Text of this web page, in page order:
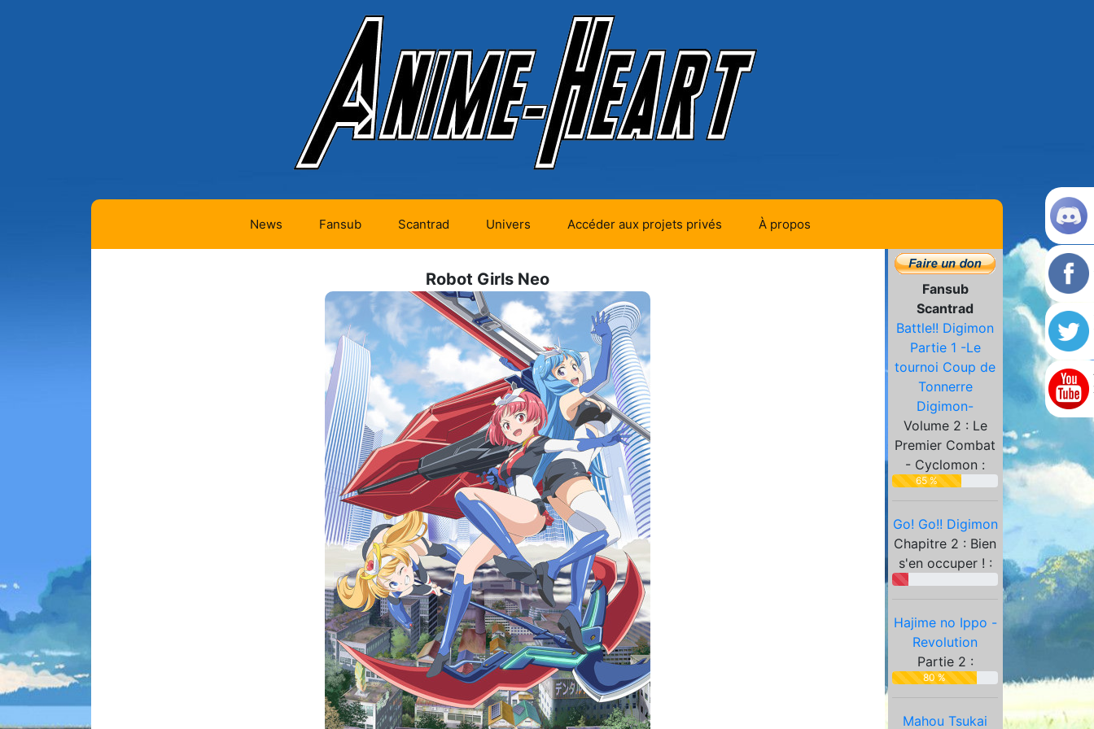
News Fansub
Animes en cours (1)
Animes terminés
(334)
Animes licenciés
(256)
Animes abandonnés
(13)
Tous les animes (604)
Scantrad
Mangas en cours
(Privés) (4)
Mangas en cours
(Publics) (11)
Mangas terminés
(Privés) (132)
Mangas terminés
(Publics) (88)
Mangas en pause (7)
Mangas licenciés (19)
Mangas abandonnés
(0)
Tous les mangas
(273)
Univers Accéder aux projets privés À propos
Fansub
Scantrad
Battle!! Digimon
Partie 1 -Le
tournoi Coup de
Tonnerre
Digimon-
Volume 2 : Le
Premier Combat
- Cyclomon :
65 %
Go! Go!! Digimon
Chapitre 2 : Bien
s'en occuper ! :
Hajime no Ippo -
Revolution
Partie 2 :
80 %
Mahou Tsukai
Robot Girls Neo